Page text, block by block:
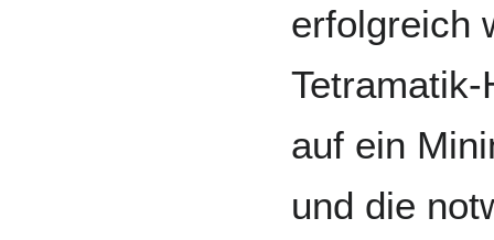
erfolgreich
auf ein
und die